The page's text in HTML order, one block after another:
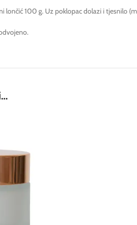
lončić 100 g. Uz poklopac dolazi i tjesnilo